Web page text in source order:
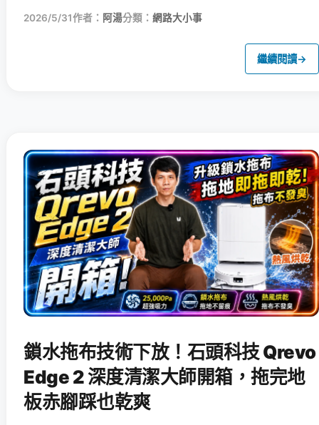
2026/5/31作者： 阿湯分類： 網路大小事
繼續閱讀→
鎖水拖布技術下放！石頭科技 Qrevo
Edge 2 深度清潔大師開箱，拖完地
板赤腳踩也乾爽